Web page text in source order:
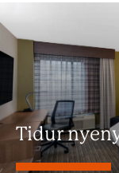
Tidur